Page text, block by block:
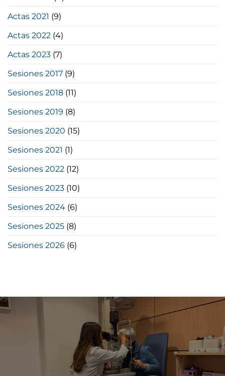
Actas 2021 (9)
Actas 2022 (4)
Actas 2023 (7)
Sesiones 2017 (9)
Sesiones 2018 (11)
Sesiones 2019 (8)
Sesiones 2020 (15)
Sesiones 2021 (1)
Sesiones 2022 (12)
Sesiones 2023 (10)
Sesiones 2024 (6)
Sesiones 2025 (8)
Sesiones 2026 (6)